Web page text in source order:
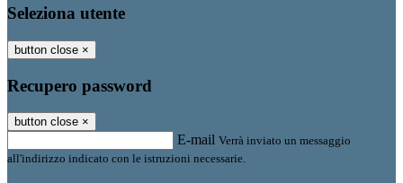
Seleziona utente
button close ×
Recupero password
button close ×
E-mail Verrà inviato un messaggio
all'indirizzo indicato con le istruzioni necessarie.